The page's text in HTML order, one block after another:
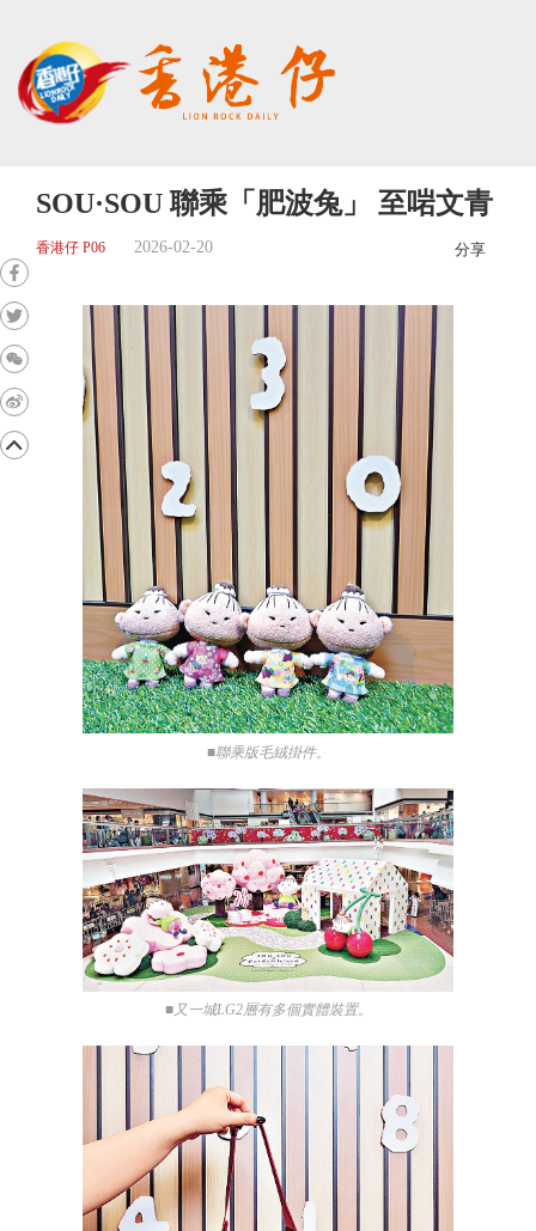
SOU·SOU 聯乘「肥波兔」 至啱文青
香港仔 P06 2026-02-20 分享
■聯乘版毛絨掛件。
■又一城LG2層有多個實體裝置。